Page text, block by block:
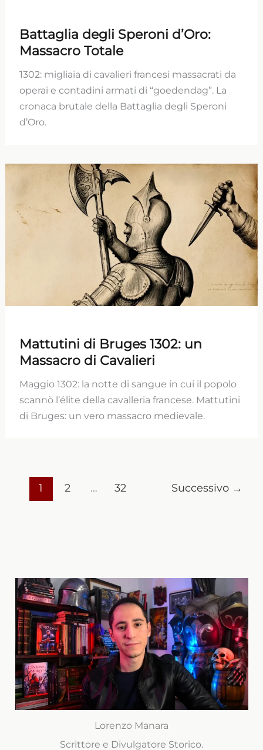
Battaglia degli Speroni d’Oro:
Massacro Totale
1302: migliaia di cavalieri francesi massacrati da
operai e contadini armati di “goedendag”. La
cronaca brutale della Battaglia degli Speroni
d’Oro.
Mattutini di Bruges 1302: un
Massacro di Cavalieri
Maggio 1302: la notte di sangue in cui il popolo
scannò l’élite della cavalleria francese. Mattutini
di Bruges: un vero massacro medievale.
1 2 … 32 Successivo →
Lorenzo Manara
Scrittore e Divulgatore Storico.